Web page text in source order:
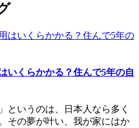
いくらかかる？住んで5年の自
というのは、日本人なら多く
その夢が叶い、我が家にはか